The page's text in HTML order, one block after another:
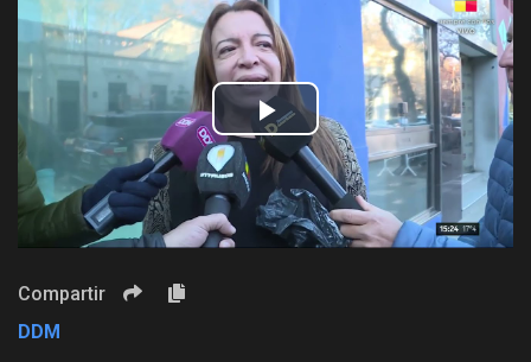
Play
Video
Compartir
DDM